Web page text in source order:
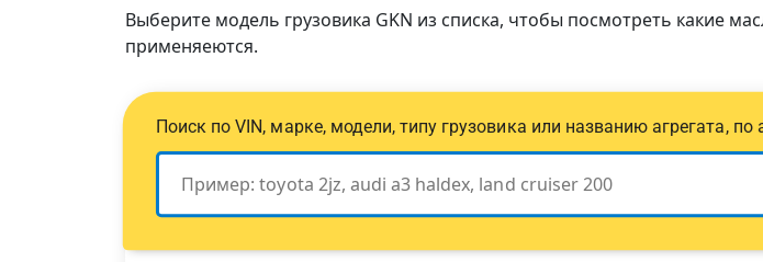
Выберите модель грузовика GKN из списка, чтобы посмотреть какие
применяеются.
Поиск по VIN, марке, модели, типу грузовика или названию агрегата,